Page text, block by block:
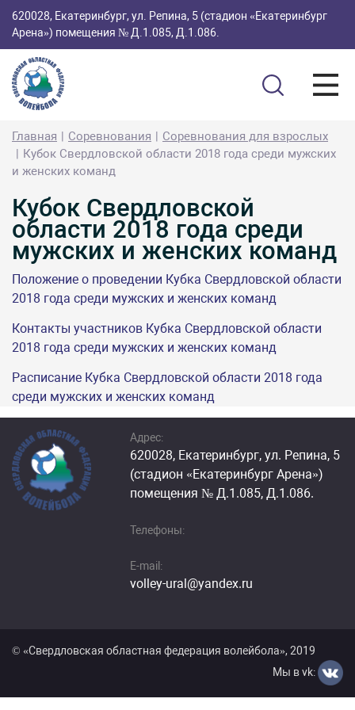
620028, Екатеринбург, ул. Репина, 5 (стадион «Екатеринбург
Арена») помещения № Д.1.085, Д.1.086.
Главная Соревнования
Соревнования для взрослых
Кубок Свердловской области 2018 года среди мужских
и женских команд
Кубок Свердловской
области 2018 года среди
мужских и женских команд
Положение о проведении Кубка Свердловской области
2018 года среди мужских и женских команд
Контакты участников Кубка Свердловской области
2018 года среди мужских и женских команд
Расписание Кубка Свердловской области 2018 года
среди мужских и женских команд
Адрес:
620028, Екатеринбург, ул. Репина, 5
(стадион «Екатеринбург Арена»)
помещения № Д.1.085, Д.1.086.
Телефоны:
E-mail:
volley-ural@yandex.ru
© «Cвердловская областная федерация волейбола», 2019
Мы в vk: